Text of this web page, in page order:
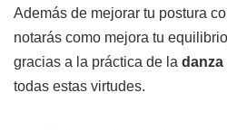
Además de mejorar tu postura
notarás como mejora tu
gracias a la práctica de la danza
todas estas virtudes.